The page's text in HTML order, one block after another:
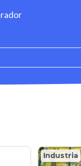
Industria